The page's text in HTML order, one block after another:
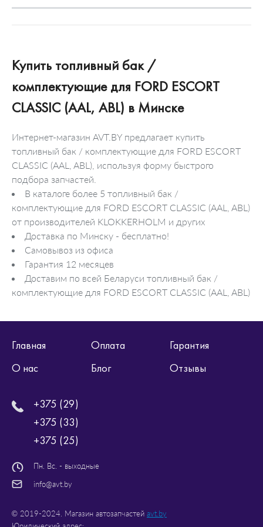
Купить топливный бак /
комплектующие для FORD ESCORT
CLASSIC (AAL, ABL) в Минске
Интернет-магазин AVT.BY предлагает купить
топливный бак / комплектующие для FORD ESCORT
CLASSIC (AAL, ABL), используя форму быстрого
подбора запчастей.
В каталоге более 5 топливный бак /
комплектующие для FORD ESCORT CLASSIC (AAL, ABL)
от производителей KLOKKERHOLM и других
Доставка по Минску - бесплатно!
Самовывоз из офиса
Гарантия 12 месяцев
Доставим по всей Беларуси топливный бак /
комплектующие для FORD ESCORT CLASSIC (AAL, ABL)
Главная Оплата
Гарантия
О нас
Блог Отзывы
+375 (29)
+375 (33)
+375 (25)
Пн. Вс. - выходные
info@avt.by
© 2019-2024. Магазин автозапчастей avt.by